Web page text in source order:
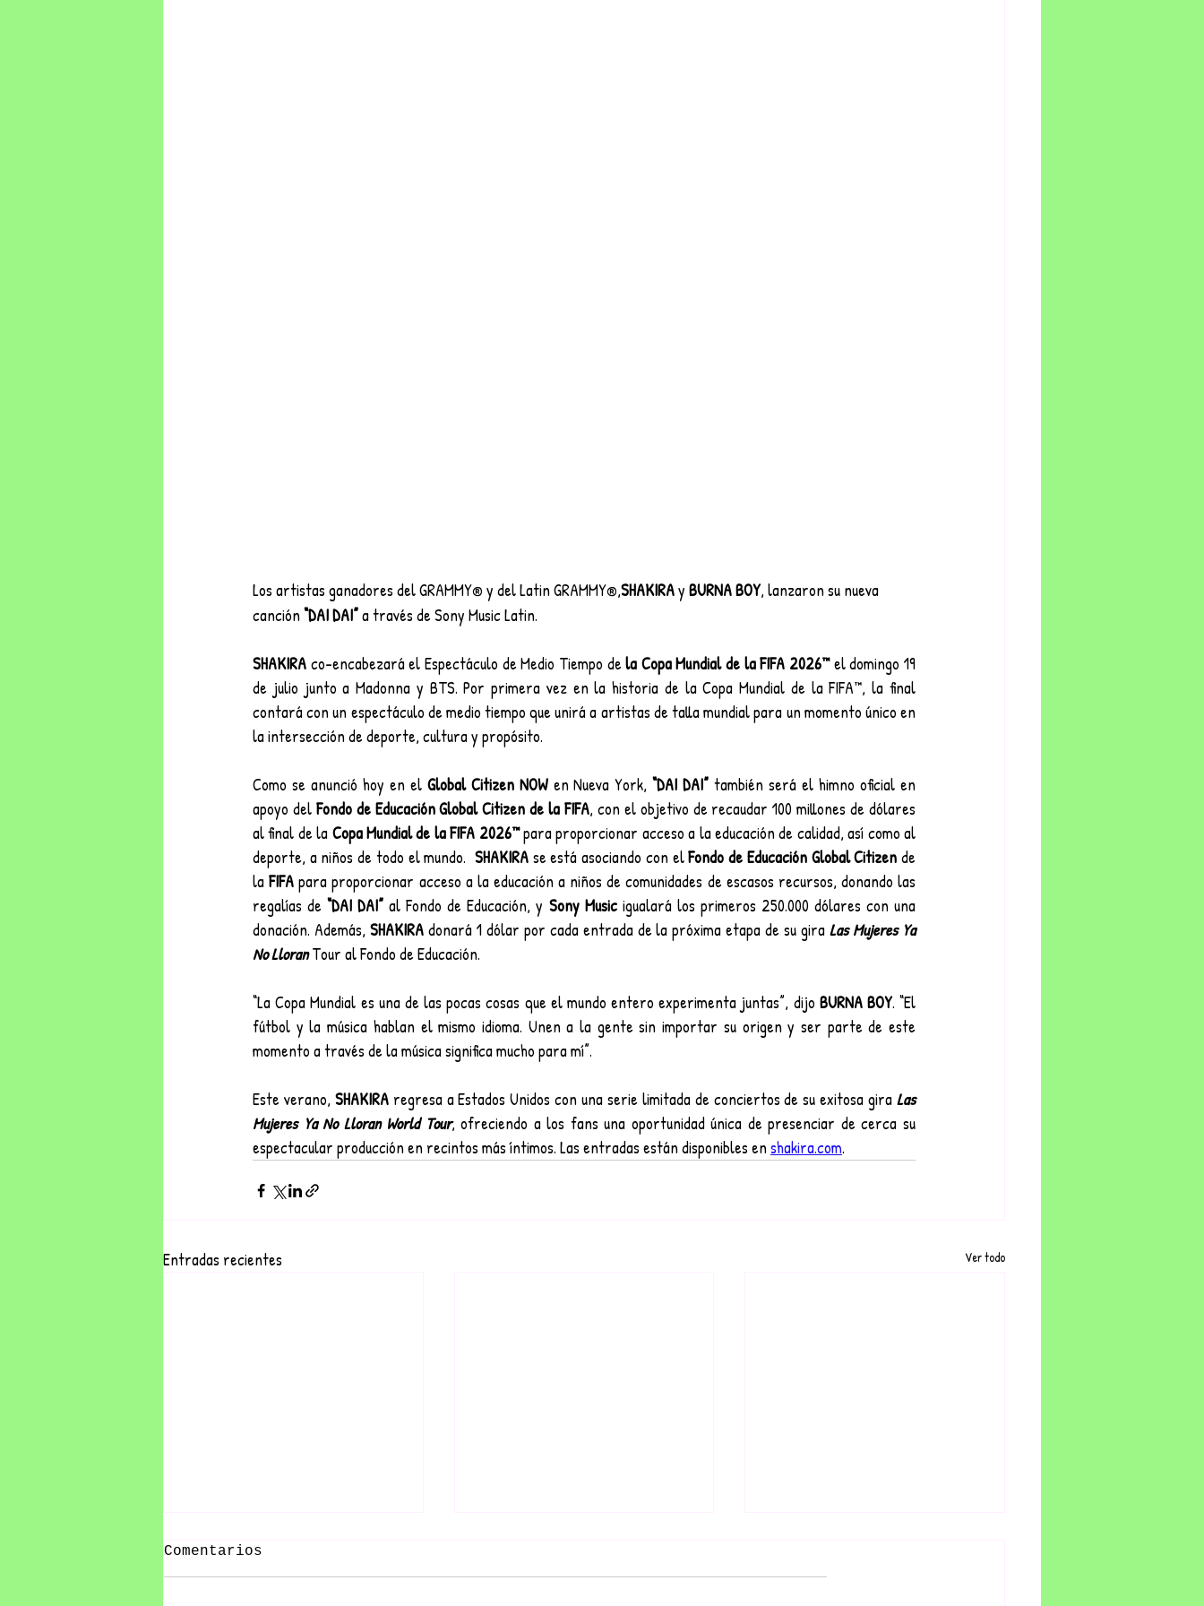
Los artistas ganadores del GRAMMY® y del Latin GRAMMY®,SHAKIRA y BURNA BOY, lanzaron su nueva
canción “DAI DAI” a través de Sony Music Latin.
SHAKIRA co-encabezará el Espectáculo de Medio Tiempo de la Copa Mundial de la FIFA 2026™ el domingo 19
de julio junto a Madonna y BTS. Por primera vez en la historia de la Copa Mundial de la FIFA™, la final
contará con un espectáculo de medio tiempo que unirá a artistas de talla mundial para un momento único en
la intersección de deporte, cultura y propósito.
Como se anunció hoy en el Global Citizen NOW en Nueva York, “DAI DAI” también será el himno oficial en
apoyo del Fondo de Educación Global Citizen de la FIFA, con el objetivo de recaudar 100 millones de dólares
al final de la Copa Mundial de la FIFA 2026™ para proporcionar acceso a la educación de calidad, así como al
deporte, a niños de todo el mundo. SHAKIRA se está asociando con el Fondo de Educación Global Citizen de
la FIFA para proporcionar acceso a la educación a niños de comunidades de escasos recursos, donando las
regalías de “DAI DAI” al Fondo de Educación, y Sony Music igualará los primeros 250.000 dólares con una
donación. Además, SHAKIRA donará 1 dólar por cada entrada de la próxima etapa de su gira Las Mujeres Ya
No Lloran Tour al Fondo de Educación.
“La Copa Mundial es una de las pocas cosas que el mundo entero experimenta juntas”, dijo BURNA BOY. “El
fútbol y la música hablan el mismo idioma. Unen a la gente sin importar su origen y ser parte de este
momento a través de la música significa mucho para mí”.
Este verano, SHAKIRA regresa a Estados Unidos con una serie limitada de conciertos de su exitosa gira Las
Mujeres Ya No Lloran World Tour, ofreciendo a los fans una oportunidad única de presenciar de cerca su
espectacular producción en recintos más íntimos. Las entradas están disponibles en shakira.com.
Entradas recientes Ver todo
Comentarios